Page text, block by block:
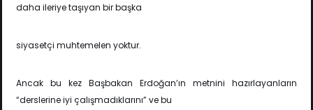
daha ileriye taşıyan bir başka
siyasetçi muhtemelen yoktur.
Ancak bu kez Başbakan Erdoğan’ın metnini hazırlayanların
“derslerine iyi çalışmadıklarını” ve bu